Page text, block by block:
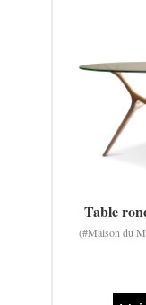
Table
(#Maison du